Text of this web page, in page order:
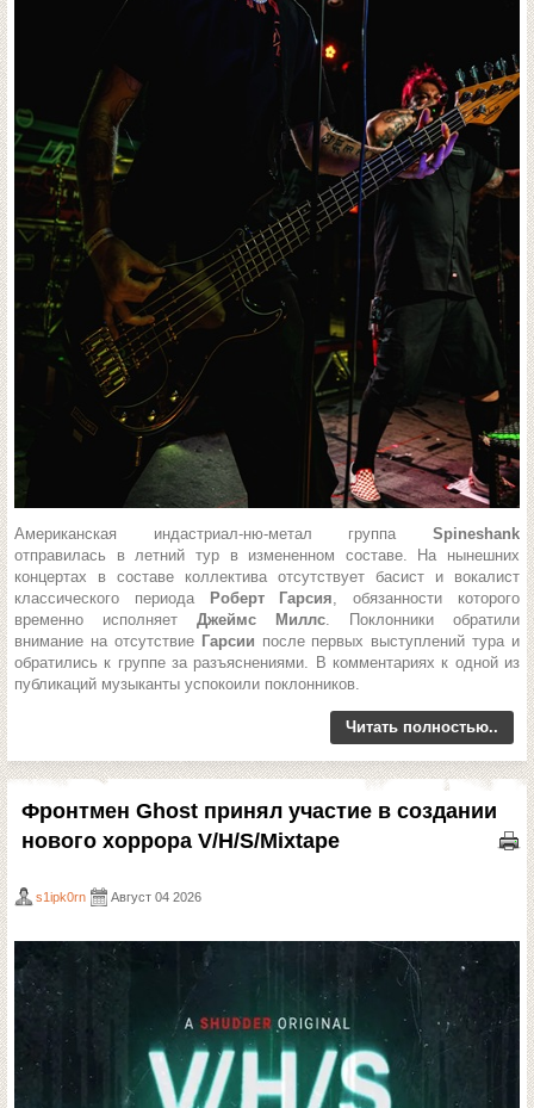
Американская индастриал-ню-метал группа Spineshank
отправилась в летний тур в измененном составе. На нынешних
концертах в составе коллектива отсутствует басист и вокалист
классического периода
Роберт Гарсия, обязанности которого
временно исполняет Джеймс Миллс. Поклонники обратили
внимание на отсутствие Гарсии после первых выступлений тура и
обратились к группе за разъяснениями. В комментариях к одной из
публикаций музыканты успокоили поклонников.
Читать полностью..
Фронтмен Ghost принял участие в создании
нового хоррора V/H/S/Mixtape
s1ipk0rn Август 04 2026